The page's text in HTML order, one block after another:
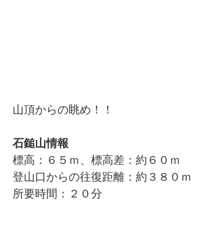
山頂からの眺め！！
石鎚山情報
標高：６５ｍ、標高差：約６０ｍ
登山口からの往復距離：約３８０ｍ
所要時間：２０分